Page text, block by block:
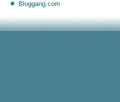
Bloggang.com